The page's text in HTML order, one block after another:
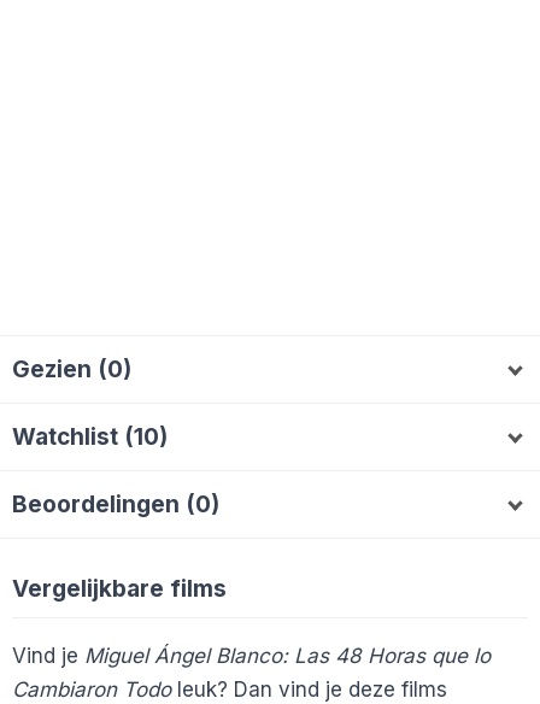
Gezien (0)
Watchlist (10)
Rakesh
B Brigitte064
Beoordelingen (0)
Vergelijkbare films
Vind je Miguel Ángel Blanco: Las 48 Horas que lo
Cambiaron Todoleuk? Dan vind je deze films